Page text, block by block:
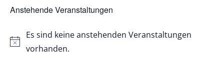
Anstehende Veranstaltungen
Es sind keine anstehenden Veranstaltungen
vorhanden.